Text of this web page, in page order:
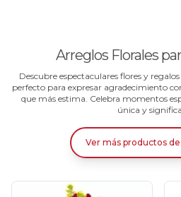
Arreglos Florales
Descubre espectaculares flores y
perfecto para expresar agradecimiento
que más estima. Celebra momentos
única y
Ver más productos de